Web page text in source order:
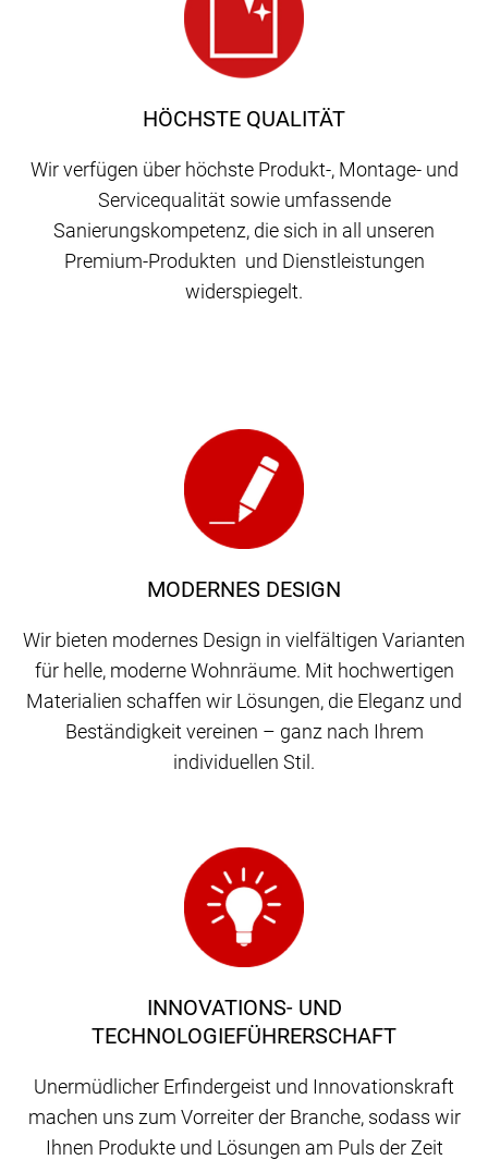
HÖCHSTE QUALITÄT
Wir verfügen über höchste Produkt-, Montage- und
Servicequalität sowie umfassende
Sanierungskompetenz, die sich in all unseren
Premium-Produkten und Dienstleistungen
widerspiegelt.
MODERNES DESIGN
Wir bieten modernes Design in vielfältigen Varianten
für helle, moderne Wohnräume. Mit hochwertigen
Materialien schaffen wir Lösungen, die Eleganz und
Beständigkeit vereinen – ganz nach Ihrem
individuellen Stil.
INNOVATIONS- UND
TECHNOLOGIEFÜHRERSCHAFT
Unermüdlicher Erfindergeist und Innovationskraft
machen uns zum Vorreiter der Branche, sodass wir
Ihnen Produkte und Lösungen am Puls der Zeit